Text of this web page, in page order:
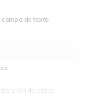
campo de texto
de datos.